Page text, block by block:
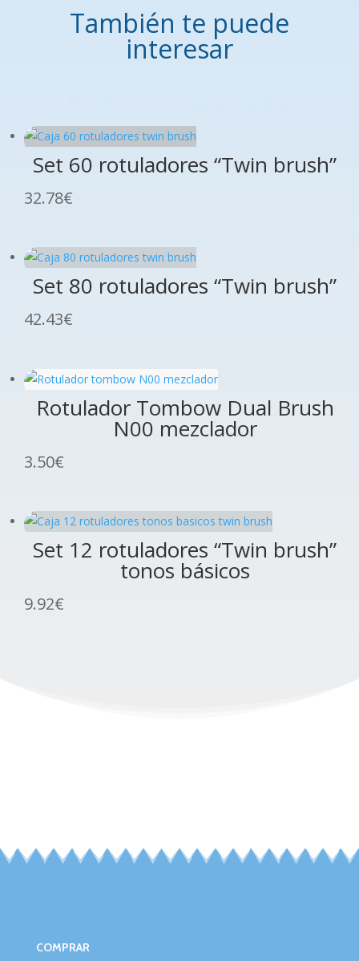
También te puede
interesar
Set 60 rotuladores “Twin brush”
32.78€
Set 80 rotuladores “Twin brush”
42.43€
Rotulador Tombow Dual Brush
N00 mezclador
3.50€
Set 12 rotuladores “Twin brush”
tonos básicos
9.92€
COMPRAR